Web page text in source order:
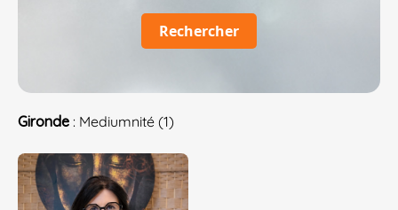
Rechercher
Gironde : Mediumnité (1)